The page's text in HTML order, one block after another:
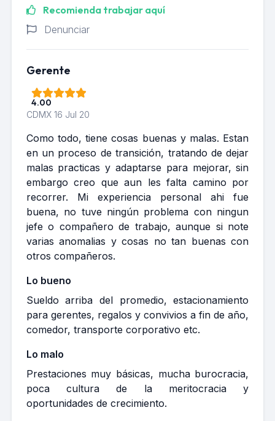
Recomienda trabajar aquí
Denunciar
Gerente
4.00
CDMX 16 Jul 20
Como todo, tiene cosas buenas y malas. Estan
en un proceso de transición, tratando de dejar
malas practicas y adaptarse para mejorar, sin
embargo creo que aun les falta camino por
recorrer. Mi experiencia personal ahi fue
buena, no tuve ningún problema con ningun
jefe o compañero de trabajo, aunque si note
varias anomalias y cosas no tan buenas con
otros compañeros.
Lo bueno
Sueldo arriba del promedio, estacionamiento
para gerentes, regalos y convivios a fin de año,
comedor, transporte corporativo etc.
Lo malo
Prestaciones muy básicas, mucha burocracia,
poca cultura de la meritocracia y
oportunidades de crecimiento.